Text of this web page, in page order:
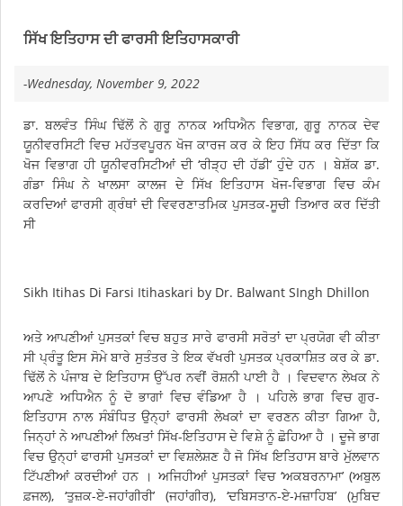
ਸਿੱਖ ਇਤਿਹਾਸ ਦੀ ਫਾਰਸੀ ਇਤਿਹਾਸਕਾਰੀ
-Wednesday, November 9, 2022
ਡਾ. ਬਲਵੰਤ ਸਿੰਘ ਢਿੱਲੋਂ ਨੇ ਗੁਰੂ ਨਾਨਕ ਅਧਿਐਨ ਵਿਭਾਗ, ਗੁਰੂ ਨਾਨਕ ਦੇਵ
ਯੂਨੀਵਰਸਿਟੀ ਵਿਚ ਮਹੱਤਵਪੂਰਨ ਖੋਜ ਕਾਰਜ ਕਰ ਕੇ ਇਹ ਸਿੱਧ ਕਰ ਦਿੱਤਾ ਕਿ
ਖੋਜ ਵਿਭਾਗ ਹੀ ਯੂਨੀਵਰਸਿਟੀਆਂ ਦੀ ‘ਰੀੜ੍ਹ ਦੀ ਹੱਡੀ’ ਹੁੰਦੇ ਹਨ । ਬੇਸ਼ੱਕ ਡਾ.
ਗੰਡਾ ਸਿੰਘ ਨੇ ਖਾਲਸਾ ਕਾਲਜ ਦੇ ਸਿੱਖ ਇਤਿਹਾਸ ਖੋਜ-ਵਿਭਾਗ ਵਿਚ ਕੰਮ
ਕਰਦਿਆਂ ਫਾਰਸੀ ਗ੍ਰੰਥਾਂ ਦੀ ਵਿਵਰਣਾਤਮਿਕ ਪੁਸਤਕ-ਸੂਚੀ ਤਿਆਰ ਕਰ ਦਿੱਤੀ
ਸੀ
Sikh Itihas Di Farsi Itihaskari by Dr. Balwant SIngh Dhillon
ਅਤੇ ਆਪਣੀਆਂ ਪੁਸਤਕਾਂ ਵਿਚ ਬਹੁਤ ਸਾਰੇ ਫਾਰਸੀ ਸਰੋਤਾਂ ਦਾ ਪ੍ਰਯੋਗ ਵੀ ਕੀਤਾ
ਸੀ ਪ੍ਰੰਤੂ ਇਸ ਸੋਮੇ ਬਾਰੇ ਸੁਤੰਤਰ ਤੇ ਇਕ ਵੱਖਰੀ ਪੁਸਤਕ ਪ੍ਰਕਾਸ਼ਿਤ ਕਰ ਕੇ ਡਾ.
ਢਿੱਲੋਂ ਨੇ ਪੰਜਾਬ ਦੇ ਇਤਿਹਾਸ ਉੱਪਰ ਨਵੀਂ ਰੋਸ਼ਨੀ ਪਾਈ ਹੈ । ਵਿਦਵਾਨ ਲੇਖਕ ਨੇ
ਆਪਣੇ ਅਧਿਐਨ ਨੂੰ ਦੋ ਭਾਗਾਂ ਵਿਚ ਵੰਡਿਆ ਹੈ । ਪਹਿਲੇ ਭਾਗ ਵਿਚ ਗੁਰ-
ਇਤਿਹਾਸ ਨਾਲ ਸੰਬੰਧਿਤ ਉਨ੍ਹਾਂ ਫਾਰਸੀ ਲੇਖਕਾਂ ਦਾ ਵਰਣਨ ਕੀਤਾ ਗਿਆ ਹੈ,
ਜਿਨ੍ਹਾਂ ਨੇ ਆਪਣੀਆਂ ਲਿਖਤਾਂ ਸਿੱਖ-ਇਤਿਹਾਸ ਦੇ ਵਿਸ਼ੇ ਨੂੰ ਛੋਹਿਆ ਹੈ । ਦੂਜੇ ਭਾਗ
ਵਿਚ ਉਨ੍ਹਾਂ ਫਾਰਸੀ ਪੁਸਤਕਾਂ ਦਾ ਵਿਸ਼ਲੇਸ਼ਣ ਹੈ ਜੋ ਸਿੱਖ ਇਤਿਹਾਸ ਬਾਰੇ ਮੁੱਲਵਾਨ
ਟਿੱਪਣੀਆਂ ਕਰਦੀਆਂ ਹਨ । ਅਜਿਹੀਆਂ ਪੁਸਤਕਾਂ ਵਿਚ ‘ਅਕਬਰਨਾਮਾ’ (ਅਬੁਲ
ਫ਼ਜਲ), ‘ਤੁਜ਼ਕ-ਏ-ਜਹਾਂਗੀਰੀ’ (ਜਹਾਂਗੀਰ), ‘ਦਬਿਸਤਾਨ-ਏ-ਮਜ਼ਾਹਿਬ’ (ਮੁਬਿਦ